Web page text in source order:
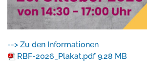
--> Zu den Informationen
RBF-2026_Plakat.pdf 9.28 MB